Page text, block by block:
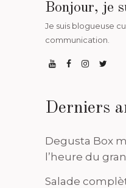
Bonjour, je
Je suis blogueuse
communication.
Derniers
Degusta Box
l’heure du
Salade